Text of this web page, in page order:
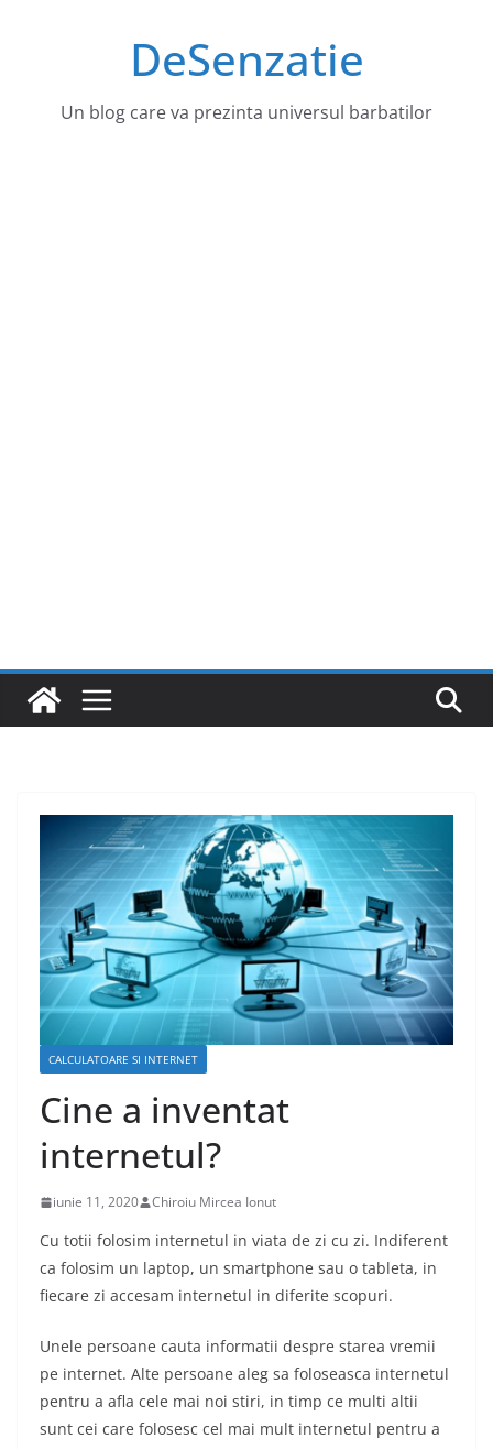
DeSenzatie
Un blog care va prezinta universul barbatilor
CALCULATOARE SI INTERNET
Cine a inventat
internetul?
iunie 11, 2020 Chiroiu Mircea Ionut
Cu totii folosim internetul in viata de zi cu zi. Indiferent
ca folosim un laptop, un smartphone sau o tableta, in
fiecare zi accesam internetul in diferite scopuri.
Unele persoane cauta informatii despre starea vremii
pe internet. Alte persoane aleg sa foloseasca internetul
pentru a afla cele mai noi stiri, in timp ce multi altii
sunt cei care folosesc cel mai mult internetul pentru a